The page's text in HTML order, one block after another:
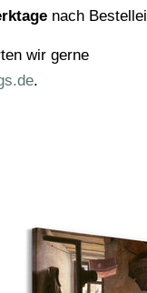
nach
wir gerne
.